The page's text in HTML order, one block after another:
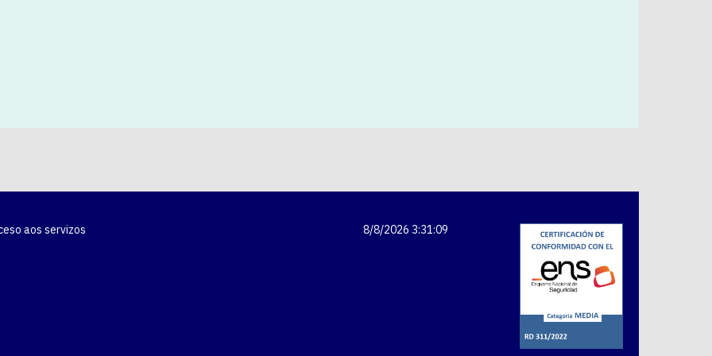
aos servizos 8/8/2026 3:31:09